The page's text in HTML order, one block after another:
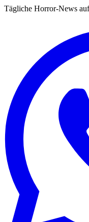
Tägliche Horror-News